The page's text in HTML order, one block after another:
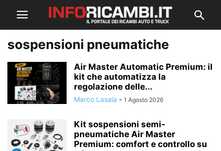
sospensioni pneumatiche
Air Master Automatic Premium: il
kit che automatizza la
regolazione delle...
Marco Lasala - 1 Agosto 2026
Kit sospensioni semi-
pneumatiche Air Master
Premium: comfort e controllo su